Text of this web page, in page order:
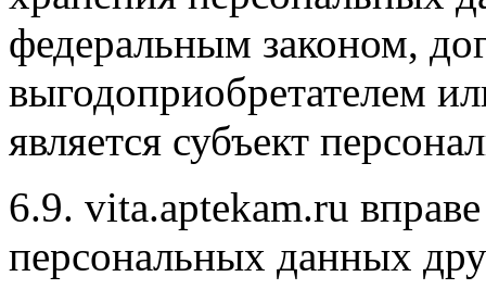
федеральным законом,
выгодоприобретателем
является субъект
6.9. vita.aptekam.ru
персональных данных